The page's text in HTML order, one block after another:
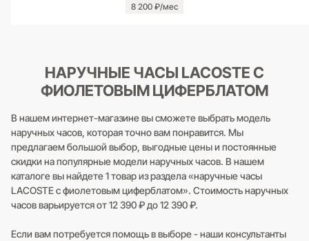
8 200 ₽/мес
НАРУЧНЫЕ ЧАСЫ LACOSTE С
ФИОЛЕТОВЫМ ЦИФЕРБЛАТОМ
В нашем интернет-магазине вы сможете выбрать модель
наручных часов, которая точно вам понравится. Мы
предлагаем большой выбор, выгодные цены и постоянные
скидки на популярные модели наручных часов. В нашем
каталоге вы найдете 1 товар из раздела «наручные часы
LACOSTE с фиолетовым циферблатом». Стоимость наручных
часов варьируется от 12 390 ₽ до 12 390 ₽.
Если вам потребуется помощь в выборе - наши консультанты